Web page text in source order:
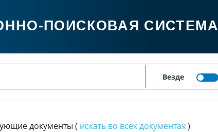
ПОИСКОВАЯ СИСТЕМА
документы ( искать во всех документах)